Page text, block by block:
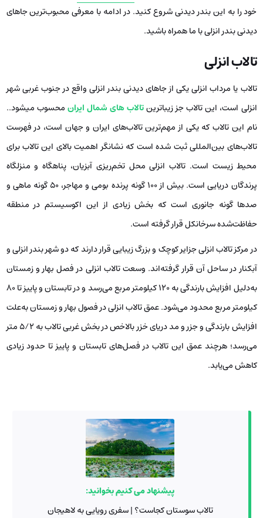
خود را به این بندر دیدنی شروع کنید. در ادامه با معرفی محبوب‌ترین جاهای
دیدنی بندر انزلی با ما همراه باشید.
تالاب انزلی
تالاب یا مرداب انزلی یکی از جاهای دیدنی بندر انزلی واقع در جنوب غربی شهر
انزلی است، این تالاب جز زیباترینتالاب های شمال ایران محسوب میشود..
نام این تالاب که یکی از مهم‌ترین تالاب‌های ایران و جهان است، در فهرست
تالاب‌های بین‌المللی ثبت شده است که نشانگر اهمیت بالای این تالاب برای
محیط زیست است. تالاب انزلی محل تخم‌ریزی آبزیان، پناهگاه و منزلگاه
پرندگان دریایی است. بیش از 100 گونه پرنده بومی و مهاجر، 50 گونه ماهی و
صدها گونه جانوری است که بخش زیادی از این اکوسیستم در منطقه
حفاظت‌شده سرخانکل قرار گرفته است.
در مرکز تالاب انزلی جزایر کوچک و بزرگ زیبایی قرار دارند که دو شهر بندر انزلی و
آبکنار در ساحل آن قرار گرفته‌اند. وسعت تالاب انزلی در فصل بهار و زمستان
به‌دلیل افزایش بارندگی به 120 کیلومتر مربع می‌رسد و در تابستان و پاییز تا 80
کیلومتر مربع محدود می‌شود. عمق تالاب انزلی در فصول بهار و زمستان به‌علت
افزایش بارندگی و جزر و مد دریای خزر بالاخص در بخش غربی تالاب به 5/2 متر
می‌رسد؛ هرچند عمق این تالاب در فصل‌های تابستان و پاییز تا حدود زیادی
کاهش می‌یابد.
پیشنهاد می کنیم بخوانید:
تالاب سوستان کجاست؟ | سفری رویایی به لاهیجان